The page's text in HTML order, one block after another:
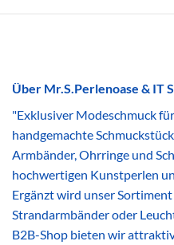
Über Mr.S.Perlenoase & IT
"Exklusiver Modeschmuck
handgemachte
Armbänder, Ohrringe und
hochwertigen Kunstperlen
Ergänzt wird unser
Strandarmbänder oder
B2B-Shop bieten wir